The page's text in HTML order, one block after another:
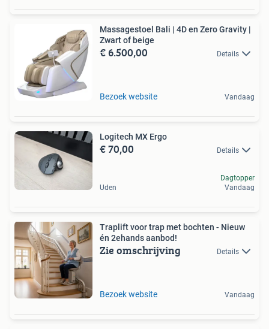
Massagestoel Bali | 4D en Zero Gravity |
Zwart of beige
€ 6.500,00 Details
Bezoek website Vandaag
Logitech MX Ergo
€ 70,00 Details
Uden
Dagtopper
Vandaag
Traplift voor trap met bochten - Nieuw
én 2ehands aanbod!
Zie omschrijving Details
Bezoek website Vandaag